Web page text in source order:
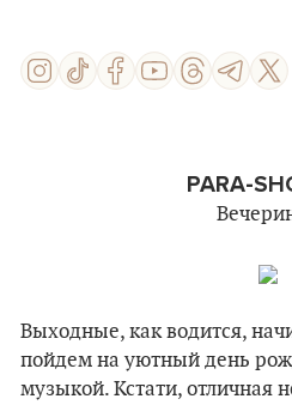
PARA-
Выходные, как водится,
пойдем на уютный день
музыкой. Кстати, отличная